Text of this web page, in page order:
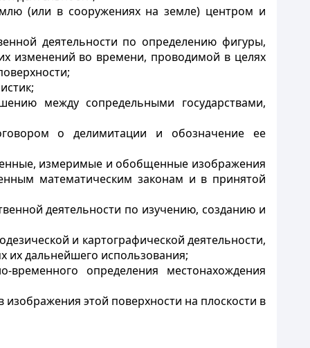
(или в сооружениях на земле) центром и
деятельности по определению фигуры,
изменений во времени, проводимой в целях
между сопредельными государствами,
о делимитации и обозначение ее
измеримые и обобщенные изображения
математическим законам и в принятой
деятельности по изучению, созданию и
и картографической деятельности,
дальнейшего использования;
определения местонахождения
этой поверхности на плоскости в